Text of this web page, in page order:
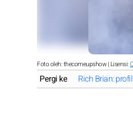
Foto oleh: thecomeupshow | Lisensi:
Pergi ke Rich Brian: